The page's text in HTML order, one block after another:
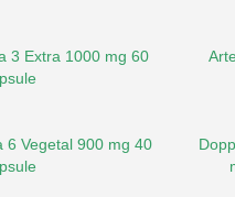
3 Extra 1000 mg 60
6 Vegetal 900 mg 40